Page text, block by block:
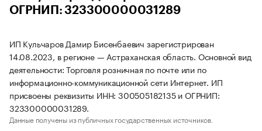
ОГРНИП: 323300000031289
ИП Кульчаров Дамир Бисенбаевич зарегистрирован
14.08.2023, в регионе — Астраханская область. Основной вид
деятельности: Торговля розничная по почте или по
информационно-коммуникационной сети Интернет. ИП
присвоены реквизиты ИНН: 300505182135 и ОГРНИП:
323300000031289.
Данные получены из публичных государственных источников.